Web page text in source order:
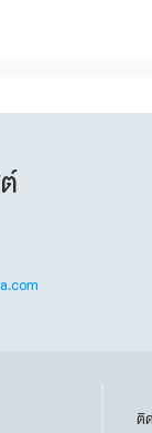
ติ